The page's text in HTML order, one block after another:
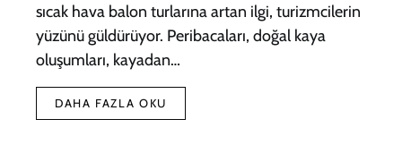
sıcak hava balon turlarına artan ilgi, turizmcilerin
yüzünü güldürüyor. Peribacaları, doğal kaya
oluşumları, kayadan…
DAHA FAZLA OKU